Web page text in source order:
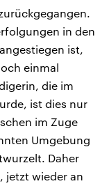
in den
ist,
einmal
die im
ist dies nur
im Zuge
Umgebung
Daher
jetzt wieder an